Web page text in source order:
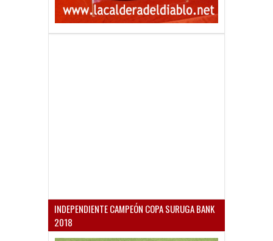
INDEPENDIENTE CAMPEÓN COPA SURUGA BANK
2018